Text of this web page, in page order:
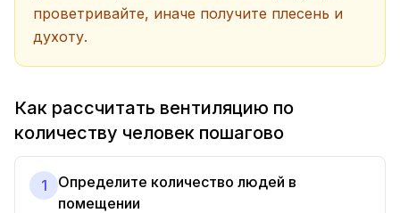
проветривайте, иначе получите плесень и
духоту.
Как рассчитать вентиляцию по
количеству человек пошагово
1
Определите количество людей в
помещении